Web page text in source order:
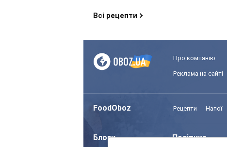
Всі рецепти
Про компанію
Реклама на сайті
FoodOboz Рецепти Напої
Блоги Політика